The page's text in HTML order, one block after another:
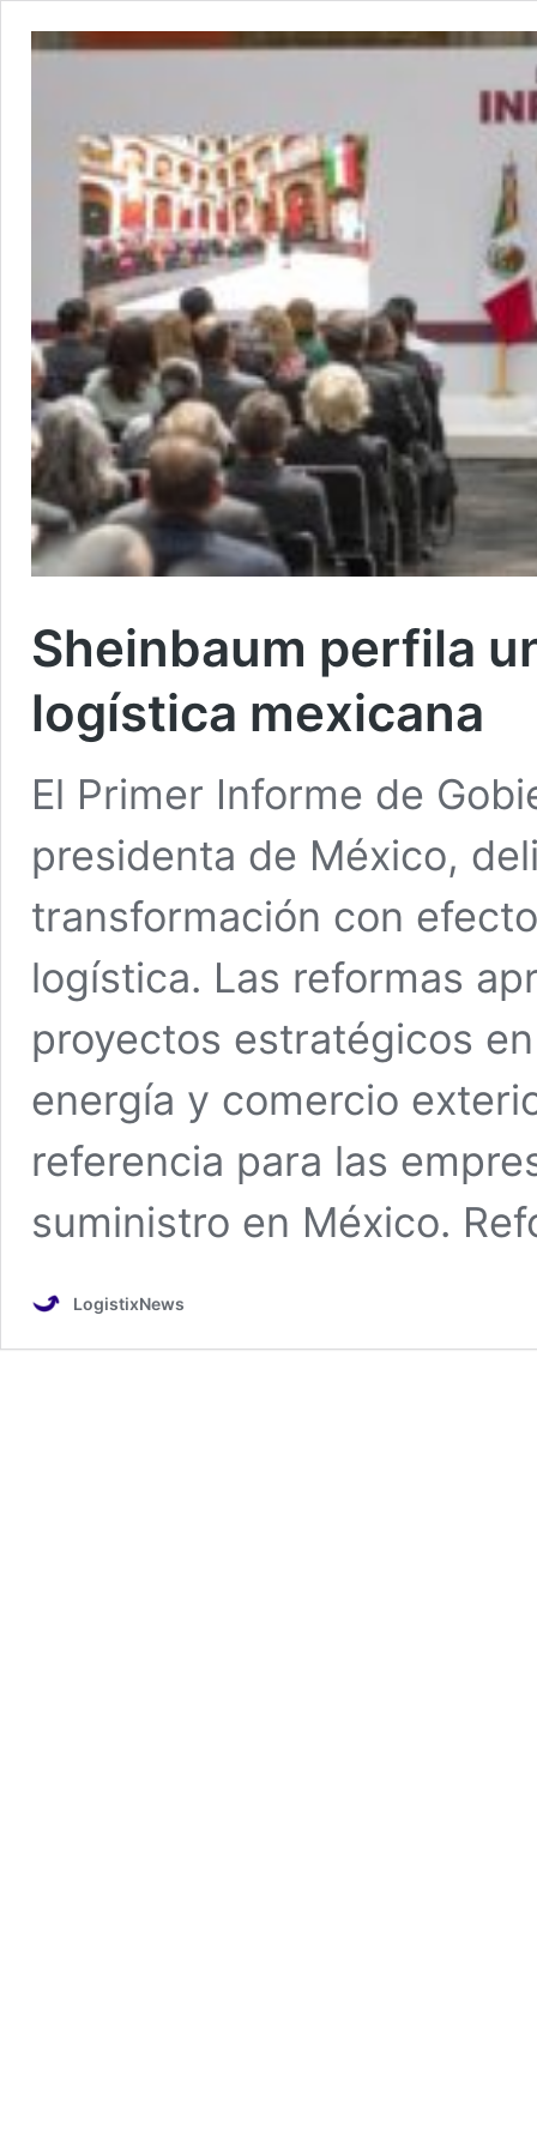
Sheinbaum perfila
logística mexicana
El Primer Informe de
presidenta de México,
transformación con
logística. Las reformas
proyectos estratégicos
energía y comercio
referencia para las
suministro en México.
LogistixNews